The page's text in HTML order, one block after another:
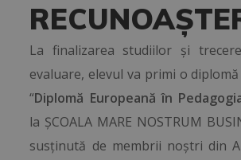
La finalizarea studiilor și
evaluare, elevul va primi o
“Diplomă Europeană în
la ȘCOALA MARE NOSTRUM
susținută de membrii noștri din